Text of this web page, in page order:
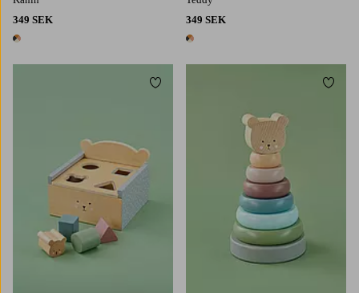
349 SEK
1 färg
349 SEK
1 färg
Lägg till i favoriter